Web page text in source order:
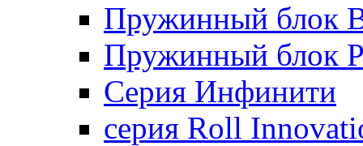
Пружинный блок
Пружинный блок
Серия Инфинити
серия Roll